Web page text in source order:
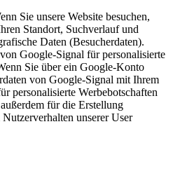
Sie unsere Website besuchen,
Standort, Suchverlauf und
Daten (Besucherdaten).
Google-Signal für personalisierte
Sie über ein Google-Konto
von Google-Signal mit Ihrem
personalisierte Werbebotschaften
für die Erstellung
unserer User